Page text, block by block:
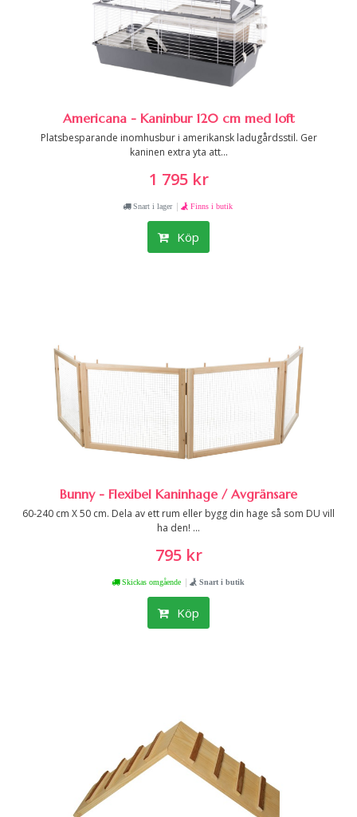
Americana - Kaninbur 120 cm med loft
Platsbesparande inomhusbur i amerikansk ladugårdsstil. Ger
kaninen extra yta att...
1 795 kr
Snart i lager | Finns i butik
Köp
Bunny - Flexibel Kaninhage / Avgränsare
60-240 cm X 50 cm. Dela av ett rum eller bygg din hage så som DU vill
ha den! ...
795 kr
Skickas omgående | Snart i butik
Köp